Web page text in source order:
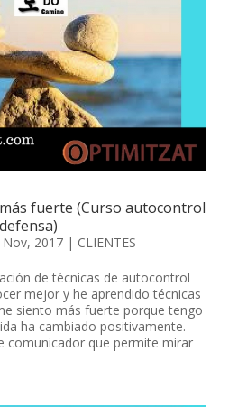
fuerte (Curso autocontrol
Nov, 2017| CLIENTES
de técnicas de autocontrol
mejor y he aprendido técnicas
siento más fuerte porque tengo
ha cambiado positivamente.
comunicador que permite mirar